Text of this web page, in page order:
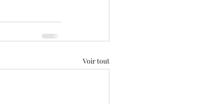
Voir tout